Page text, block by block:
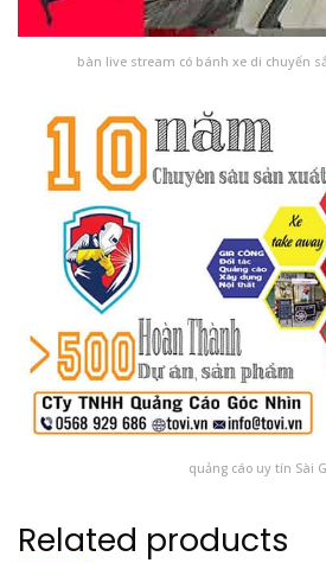
bàn live stream có bánh xe di chuyển
quảng cáo uy tín Sài
Related products